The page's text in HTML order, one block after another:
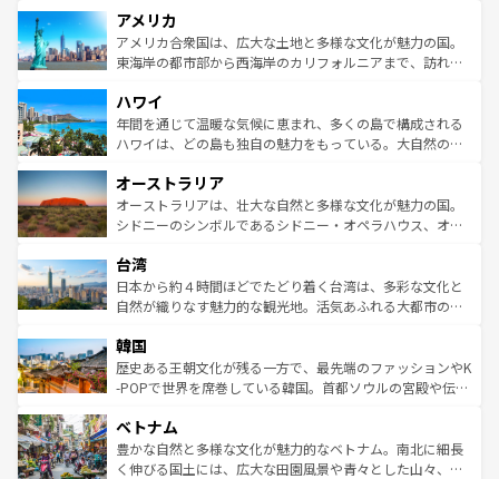
ンツ一覧を参照してほしい。
の建物がそのまま残る町や、スイスならではのユニークな
博物館もあり、アルプス観光だけでなく町歩きも満喫する
ことができる。国民の所得が高いため物価も高いが、旅行
ば市内交通費無料で観光を楽しむこともできる。 なお、新
着のスイス情報はコンテンツ一覧 を参照してほしい。
アメリカ
アメリカ合衆国は、広大な土地と多様な文化が魅力の国。
東海岸の都市部から西海岸のカリフォルニアまで、訪れる
のような巨大都市は、観光、ショッピング、エンターテイ
ンメントが詰まった刺激的なスポットだ。一方、アメリカ
西部には大自然が広がり、グランドキャニオンやイエロー
部のニューオーリンズでは、音楽と美食が融合した独特の
文化が魅力。旅行者はアメリカの各地域で異なる魅力を楽
しみながら、その多様性と豊かな歴史を感じることができ
ならではの贅沢な旅のスタイルだ。 なお、新着のアメリカ
情報はコンテンツ一覧を参照してほしい。
ハワイ
年間を通じて温暖な気候に恵まれ、多くの島で構成される
ハワイは、どの島も独自の魅力をもっている。大自然の神
ワイ島は見逃せない。また、定番の観光地といえばオアフ
島だが、静かな自然を求めるならマウイ島やカウアイ島が
おすすめ。エメラルドグリーンに輝く海をはじめ、豊かな
れるおもてなしの心で訪れる人々を迎えてくれるハワイの
人々、おいしいローカルフードやハワイアンミュージッ
ク、伝統的なフラダンスなど、すべてがハワイの魅力を彩
ワイを、存分に味わってほしい。 なお、新着のハワイ情報
はコンテンツ一覧を参照してほしい。
オーストラリア
オーストラリアは、壮大な自然と多様な文化が魅力の国。
シドニーのシンボルであるシドニー・オペラハウス、オー
リアリーフや大陸中央部にそびえるウルル（エアーズロッ
ク）、タスマニアの美しい原生林やケアンズの熱帯雨林な
ど、見どころがたくさん。また、カフェやワイン、オージ
いる。アクティビティも充実しており、サーフィンやダイ
ビング、ハイキングなど、アウトドア好きにはたまらな
い。オーストラリアの多彩な魅力を存分に味わいつくそ
参照してほしい。
台湾
日本から約４時間ほどでたどり着く台湾は、多彩な文化と
自然が織りなす魅力的な観光地。活気あふれる大都市の台
ン）、静ひつな山岳地帯である台湾東部など、都市の喧騒
と山間の静けさが共存しており、訪れる人に新しい発見と
驚きをもたらしてくれる。また、奥深い台湾の食文化も魅
容にもいいと評判のスイーツなど、バラエティ豊かな料理
が味わえる。 なお、新着の台湾情報は コンテンツ一覧を参
照してほしい。
韓国
歴史ある王朝文化が残る一方で、最先端のファッションやK
-POPで世界を席巻している韓国。首都ソウルの宮殿や伝統
き、地方に足を延ばせば四季折々の自然美を楽しむことが
できる。そして、キムチや焼肉、絶品のストリートフード
まで、さまざまな韓国料理が待っている。夜には、韓国な
ベトナム
豊かな自然と多様な文化が魅力的なベトナム。南北に細長
く伸びる国土には、広大な田園風景や青々とした山々、世